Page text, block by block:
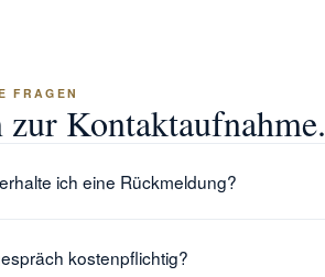
FRAGEN
zur Kontaktaufnahme.
ich eine Rückmeldung?
kostenpflichtig?